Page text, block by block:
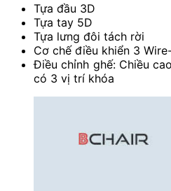
Tựa đầu 3D
Tựa tay 5D
Tựa lưng đôi tách rời
Cơ chế điều khiển 3
Điều chỉnh ghế: Chiều
có 3 vị trí khóa